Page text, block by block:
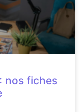
nos fiches